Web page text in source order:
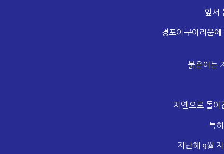
앞서
경포아쿠아리움
붉은이는
자연으로 돌아
특
지난해 9월